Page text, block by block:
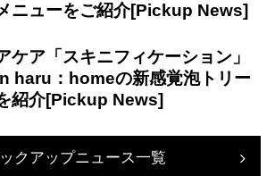
ニューをご紹介
ケア「スキニフィケーション」
haru：homeの新感覚泡トリー
紹介
クアップニュース一覧